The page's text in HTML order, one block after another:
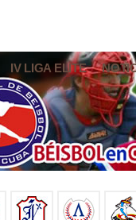
IV LIGA ELITE